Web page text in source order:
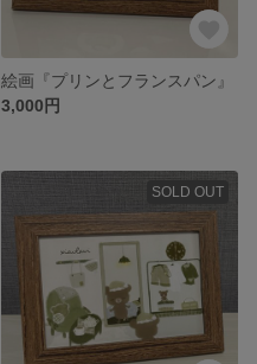
絵画『プリンとフランスパン』
3,000円
SOLD OUT